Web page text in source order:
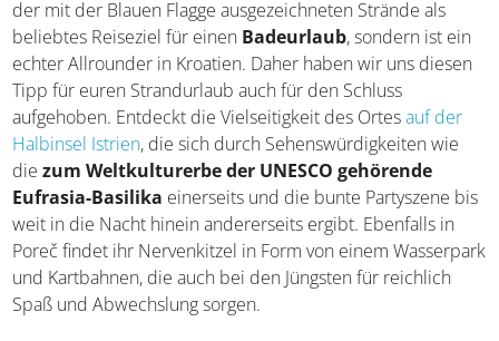
Poreč
Diewunderschöne Hafenstadt Poreč gilt nicht nur
aufgrund der mit der Blauen Flagge ausgezeichneten
Strände als beliebtes Reiseziel für einenBadeurlaub,
sondern ist ein echter Allrounder in Kroatien. Daher
haben wir uns diesen Tipp für euren Strandurlaub auch
für den Schluss aufgehoben. Entdeckt die Vielseitigkeit
des Ortes auf der Halbinsel Istrien, die sich durch
Sehenswürdigkeiten wie die zum Weltkulturerbe der
UNESCO gehörende Eufrasia-Basilikaeinerseits und
die bunte Partyszene bis weit in die Nacht hinein